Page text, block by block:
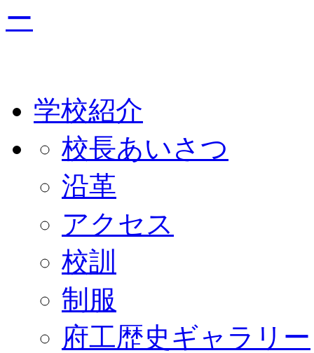
学校紹介
校長あいさつ
沿革
アクセス
校訓
制服
府工歴史ギャラリー